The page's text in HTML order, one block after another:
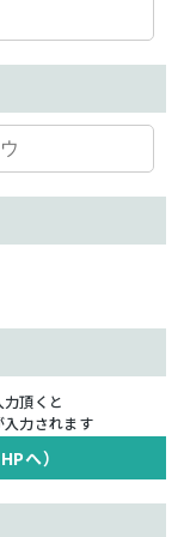
頂くと
入力されます
へ）